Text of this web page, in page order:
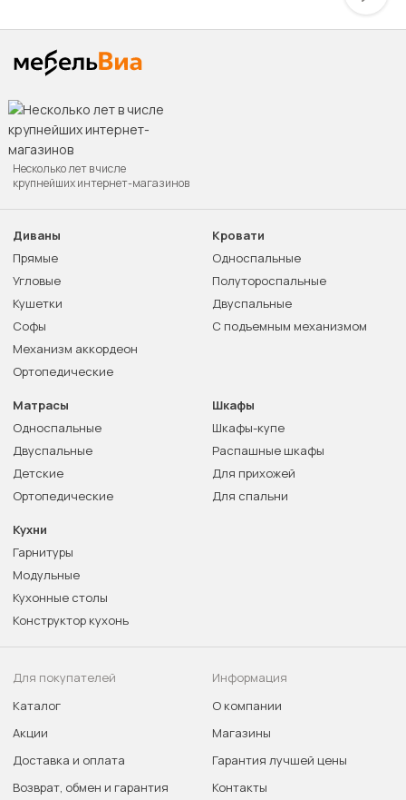
Несколько лет в числе
крупнейших интернет-магазинов
Диваны
Прямые
Угловые
Кушетки
Софы
Механизм аккордеон
Ортопедические
Кровати
Односпальные
Полутороспальные
Двуспальные
С подъемным механизмом
Матрасы
Односпальные
Двуспальные
Детские
Ортопедические
Шкафы
Шкафы-купе
Распашные шкафы
Для прихожей
Для спальни
Кухни
Гарнитуры
Модульные
Кухонные столы
Конструктор кухонь
Для покупателей
Каталог
Акции
Доставка и оплата
Возврат, обмен и гарантия
Информация
О компании
Магазины
Гарантия лучшей цены
Контакты